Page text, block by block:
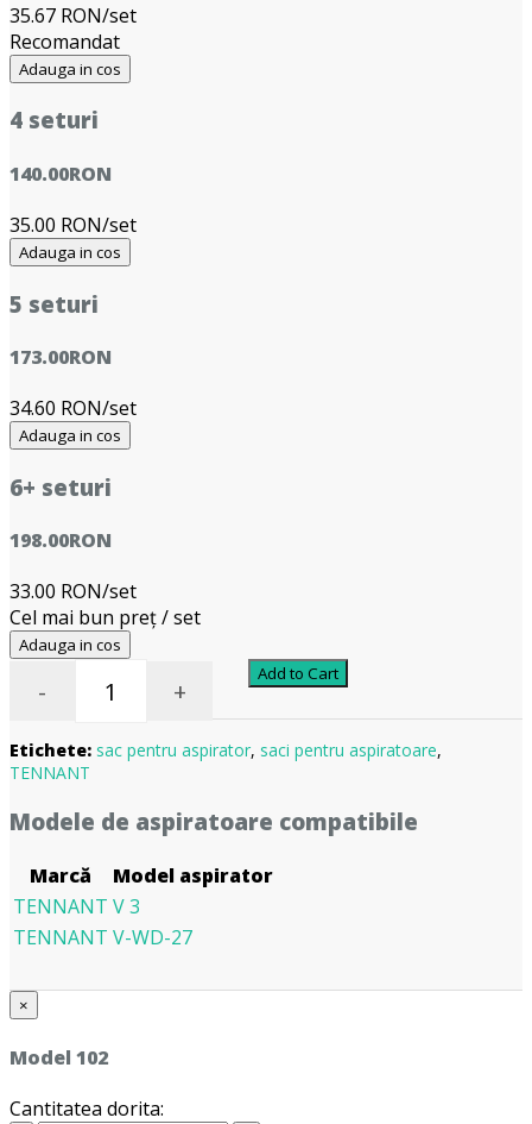
35.67 RON/set
Recomandat
Adauga in cos
4 seturi
140.00RON
35.00 RON/set
Adauga in cos
5 seturi
173.00RON
34.60 RON/set
Adauga in cos
6+ seturi
198.00RON
33.00 RON/set
Cel mai bun preț / set
Adauga in cos
- +
Add to Cart
Etichete: sac pentru aspirator, saci pentru aspiratoare,
TENNANT
Modele de aspiratoare compatibile
Marcă
Model aspirator
TENNANT V 3
TENNANT V-WD-27
×
Model 102
Cantitatea dorita: